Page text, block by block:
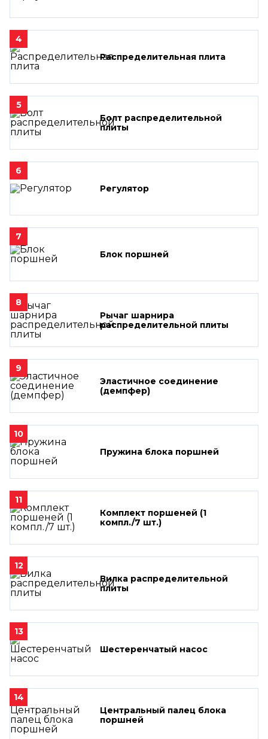
4
Распределительная плита
5
Болт распределительной
плиты
6
Регулятор
7
Блок поршней
8
Рычаг шарнира
распределительной плиты
9
Эластичное соединение
(демпфер)
10
Пружина блока поршней
11
Комплект поршеней (1
компл./7 шт.)
12
Вилка распределительной
плиты
13
Шестеренчатый насос
14
Центральный палец блока
поршней